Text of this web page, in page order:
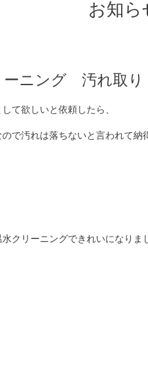
お知ら
ーニング 汚れ取り
て欲しいと依頼したら、
で汚れは落ちないと言われて納
クリーニングできれいになりま